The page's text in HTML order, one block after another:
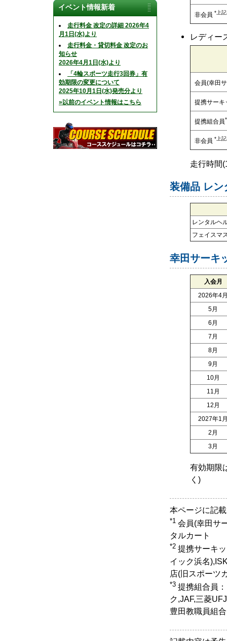
非会員 *上
レディー
会員(幸田
提携サーキ
提携組合員
非会員 *上
走行時間
装備品 レン
レンタルヘ
フェイスマ
幸田サーキ
入会月
2026年4
5月
6月
7月
8月
9月
10月
11月
12月
2027年1
2月
3月
有効期限
く)
本ページに記
*1 会員(幸田サ
タルカート
*2 提携サーキ
イック浜名
店(旧スポーツ
*3 提携組合員
ク,JAF,三菱
豊田教職員組合
イベント情報新着
走行料金 改定の詳細 2026年4
月1日(水)より
走行料金・貸切料金 改定のお
知らせ
2026年4月1日(水)より
「4輪スポーツ走行3回券」有
効期限の変更について
2025年10月1日(水)発売分より
»以前のイベント情報はこちら